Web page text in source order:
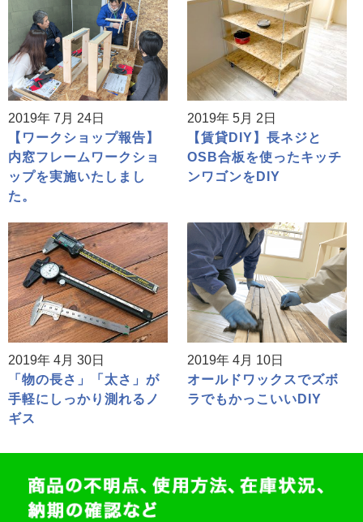
2019年 7月 24日
【ワークショップ報告】
内窓フレームワークショ
ップを実施いたしまし
た。
2019年 5月 2日
【賃貸DIY】長ネジと
OSB合板を使ったキッチ
ンワゴンをDIY
2019年 4月 30日
「物の長さ」「太さ」が
手軽にしっかり測れるノ
ギス
2019年 4月 10日
オールドワックスでズボ
ラでもかっこいいDIY